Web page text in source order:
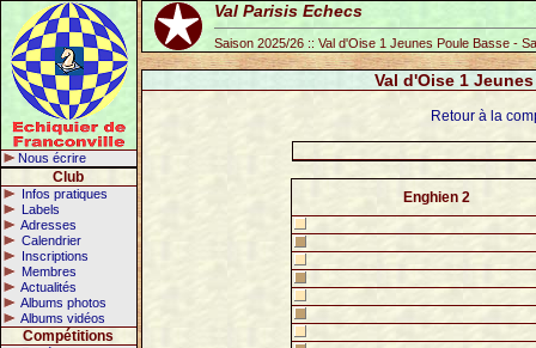
Nous écrire
Club
Infos pratiques
Labels
Adresses
Calendrier
Inscriptions
Membres
Actualités
Albums photos
Albums vidéos
Compétitions
Val Parisis Echecs
Saison 2025/26 :: Val d'Oise 1 Jeunes Poule Basse -
Val d'Oise 1
Retour à la
Enghien 2